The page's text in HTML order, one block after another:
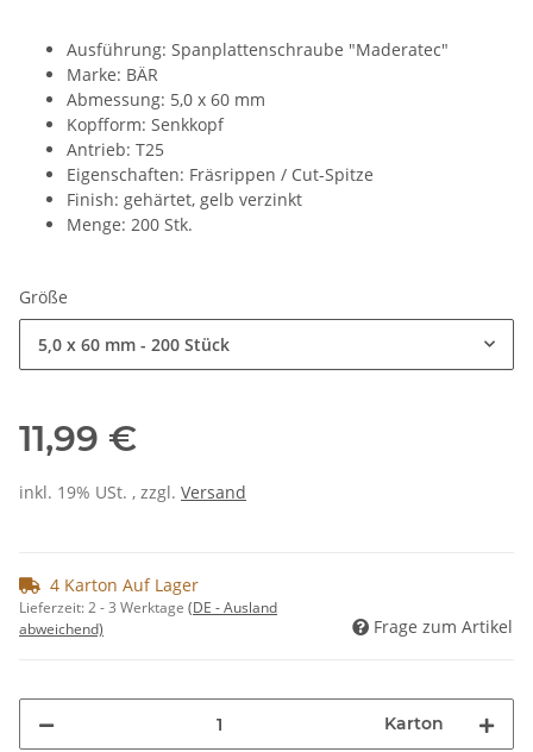
Ausführung: Spanplattenschraube "Maderatec"
Marke: BÄR
Abmessung: 5,0 x 60 mm
Kopfform: Senkkopf
Antrieb: T25
Eigenschaften: Fräsrippen / Cut-Spitze
Finish: gehärtet, gelb verzinkt
Menge: 200 Stk.
Größe
5,0 x 60 mm - 200 Stück
11,99 €
inkl. 19% USt. , zzgl. Versand
4 Karton Auf Lager
Lieferzeit:2 - 3 Werktage (DE - Ausland
abweichend)
Frage zum Artikel
Karton